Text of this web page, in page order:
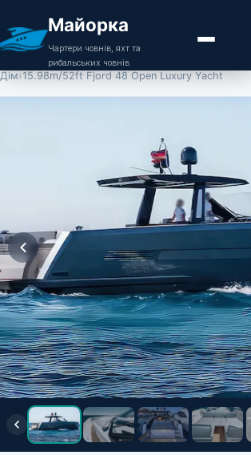
Майорка
Чартери човнів, яхт та
рибальських човнів
Дім›15.98m/52ft Fjord 48 Open Luxury Yacht